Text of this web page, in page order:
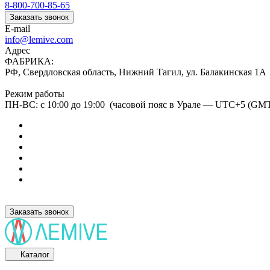
8-800-700-85-65
Заказать звонок
E-mail
info@lemive.com
Адрес
ФАБРИКА:
РФ, Свердловская область, Нижний Тагил, ул. Балакинская 1А
Режим работы
ПН-ВС: с 10:00 до 19:00 (часовой пояс в Урале — UTC+5
Заказать звонок
Каталог